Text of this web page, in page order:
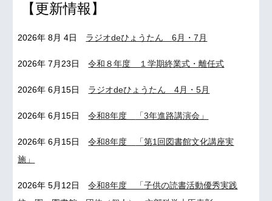
【更新情報】
2026年8月 4日 ラジオdeひょうたん6 月・7 月
2026年7 月 23日令和８年度 １学期終業式・離任式
2026年 6月15日 ラジオdeひょうたん 4月・5月
2026年 6月15日令和8年度 「3年進路講演会」
2026年6月15日令和8年度
「第1回図書館文化講座実
施」
2026年5月12日令和8年度 「子供の読書活動優秀実践